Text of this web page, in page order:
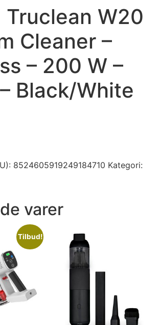
Truclean W20
Cleaner –
– 200 W –
Black/White
8524605919249184710 Kategori:
varer
Tilbud!